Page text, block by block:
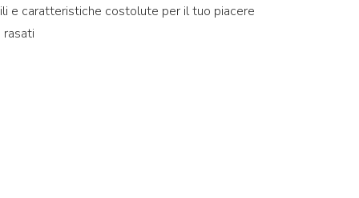
e caratteristiche costolute per il tuo piacere